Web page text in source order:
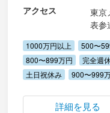
アクセス
東京
表参
1000万円以上 500〜
800〜899万円
完全週
土日祝休み
900〜999
詳細を見る